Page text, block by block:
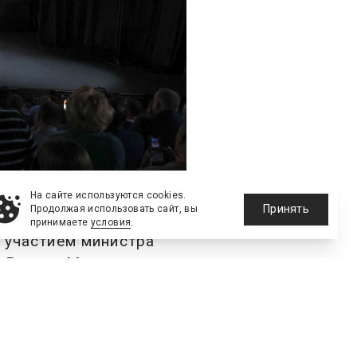
в Перми
министра
Михаила
На сайте используются cookies.
Продолжая использовать сайт, вы
принимаете условия.
Принять